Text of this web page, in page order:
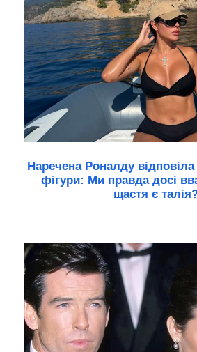
Наречена Роналду відповіла
фігури: Ми правда досі
щастя є